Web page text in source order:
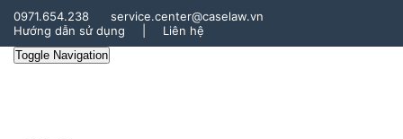
0971.654.238
service.center@caselaw.vn
Hướng dẫn sử dụng
Liên hệ
Toggle Navigation